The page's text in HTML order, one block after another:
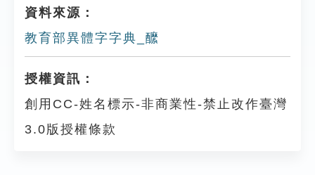
資料來源：
教育部異體字字典_醿
授權資訊：
創用CC-姓名標示-非商業性-禁止改作臺灣
3.0版授權條款